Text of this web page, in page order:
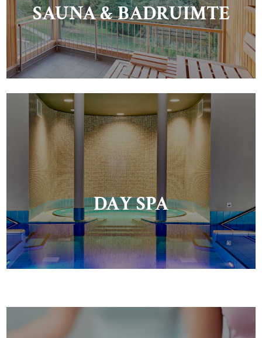
SAUNA & BADRUIMTE
DAY SPA